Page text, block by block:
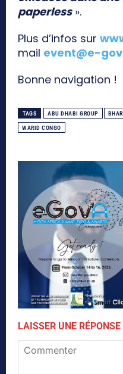
paperless».
Plus d’infos sur
mail event@e-
Bonne navigation !
TAGS ABU DHABI GROUP
WARID CONGO
LAISSER UNE RÉPONSE